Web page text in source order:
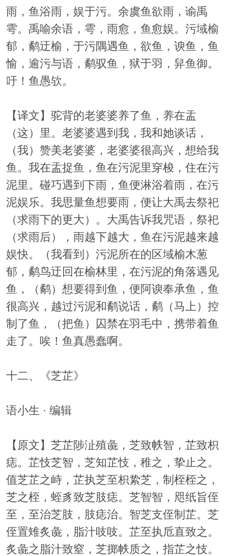
雨，鱼浴雨，娱于污。余虞鱼欲雨，谕禹
雩。禹喻余语，雩，雨愈，鱼愈娱。污域榆
郁，鹬迂榆，于污隅遇鱼，欲鱼，谀鱼，鱼
愉，逾污与语，鹬驭鱼，狱于羽，舁鱼御。
吁！鱼愚欤。
【译文】驼背的老婆婆养了鱼，养在盂
（这）里。老婆婆遇到我，我和她谈话，
（我）赞美老婆婆，老婆婆很高兴，想给我
鱼。我在盂捉鱼，鱼在污泥里穿梭，住在污
泥里。碰巧遇到下雨，鱼便淋浴着雨，在污
泥娱乐。我思量鱼想要雨，便让大禹去祭祀
（求雨下的更大）。大禹告诉我咒语，祭祀
（求雨后），雨越下越大，鱼在污泥越来越
娱快。（我看到）污泥所在的区域榆木葱
郁，鹬鸟迂回在榆林里，在污泥的角落遇见
鱼，（鹬）想要得到鱼，便阿谀奉承鱼，鱼
很高兴，越过污泥和鹬说话，鹬（马上）控
制了鱼，（把鱼）囚禁在羽毛中，携带着鱼
走了。唉！鱼真愚蠢啊。
十二、《芝芷》
语小生 · 编辑
【原文】芝芷陟沚殖彘，芝致帙智，芷致枳
痣。芷忮芝智，芝知芷忮，稚之，挚止之。
值芝芷之峙，芷执芝至枳絷芝，制桎桎之，
芝之桎，蛭豸致芝肢痣。芝智智，咫纸旨侄
至，至治芝肢，肢痣治。智芝支侄制芷。芝
侄置雉炙彘，脂汁吱吱。芷至执卮直致之。
炙彘之脂汁致窒，芝掷帙质之，指芷之忮。